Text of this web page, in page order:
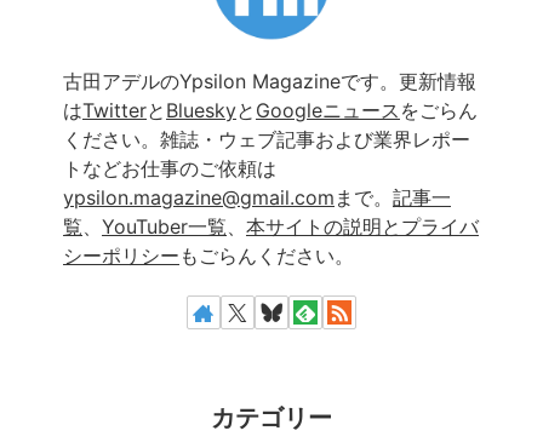
古田アデルのYpsilon Magazineです。更新情報
はTwitterと Blueskyと Googleニュース をごらん
ください。雑誌・ウェブ記事および業界レポー
トなどお仕事のご依頼は
ypsilon.magazine@gmail.com まで。 記事一
覧
YouTuber一覧
本サイトの説明とプライバ
シーポリシー もごらんください。
カテゴリー